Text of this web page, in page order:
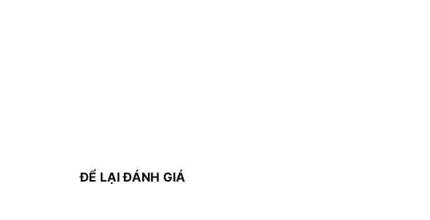
ĐỂ LẠI ĐÁNH GIÁ